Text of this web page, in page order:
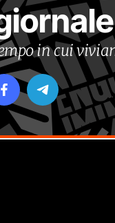
in cui